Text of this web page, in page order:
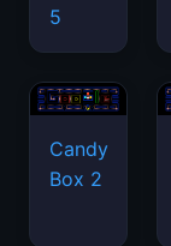
5
Candy
Box 2